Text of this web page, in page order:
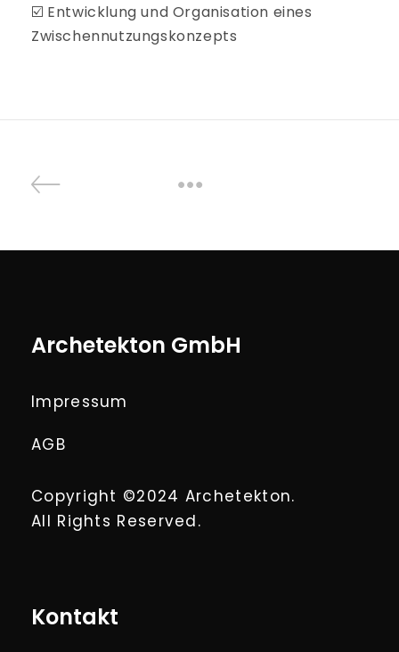
☑️ Entwicklung und Organisation eines
Zwischennutzungskonzepts
Archetekton GmbH
Impressum
AGB
Copyright ©2024 Archetekton.
All Rights Reserved.
Kontakt